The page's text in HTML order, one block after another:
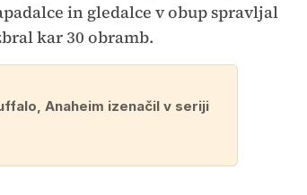
in gledalce v obup spravljal
kar 30 obramb.
Anaheim izenačil v seriji